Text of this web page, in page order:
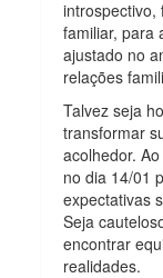
introspectivo,
familiar, para
ajustado no
relações
Talvez seja
transformar
acolhedor.
no dia 14/01
expectativas
Seja
encontrar
realidades.